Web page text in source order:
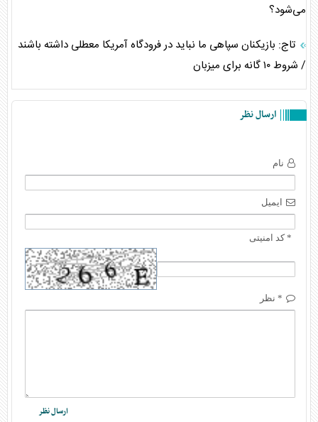
می‌شود؟
تاج: بازیکنان سپاهی ما نباید در فرودگاه آمریکا معطلی داشته باشند
/ شروط ۱۰ گانه برای میزبان
ارسال نظر
نام
ایمیل
* کد امنیتی
* نظر